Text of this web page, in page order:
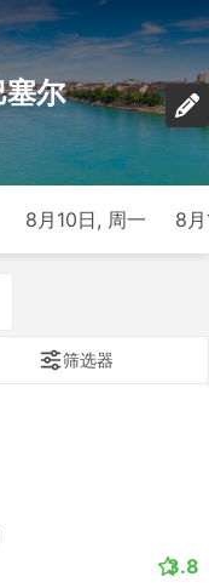
尔
8月10日, 周一 8
筛选器
3.8